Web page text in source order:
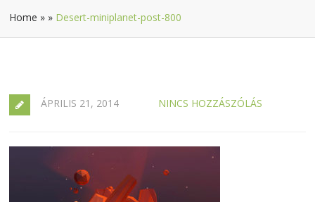
Home » » Desert-miniplanet-post-800
ÁPRILIS 21, 2014 NINCS HOZZÁSZÓLÁS